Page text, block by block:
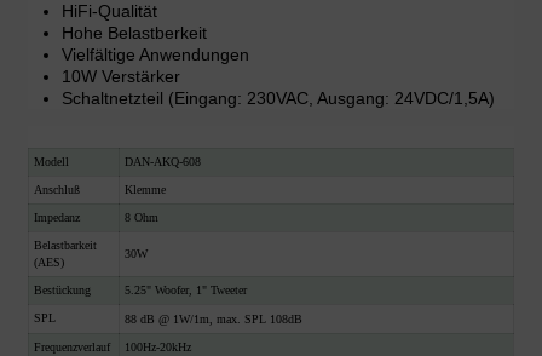
HiFi-Qualität
Hohe Belastberkeit
Vielfältige Anwendungen
10W Verstärker
Schaltnetzteil (Eingang: 230VAC, Ausgang: 24VDC/1,5A)
Modell DAN-AKQ-608
Anschluß Klemme
Impedanz 8 Ohm
Belastbarkeit
(AES)
30W
Bestückung 5.25" Woofer, 1" Tweeter
SPL 88 dB @ 1W/1m, max. SPL 108dB
Frequenzverlauf 100Hz-20kHz